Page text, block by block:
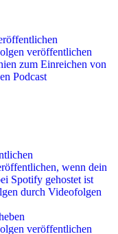
veröffentlichen
zum Einreichen von
Podcast
wenn dein
Spotify gehostet ist
durch Videofolgen
veröffentlichen